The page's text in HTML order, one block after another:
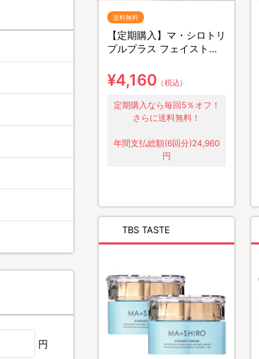
送料無料
【定期購入】マ・シロトリ
プルプラス フェイストリ
¥4,160 （税込）
定期購入なら毎回5％オフ！
さらに送料無料！
年間支払総額(6回分)24,960
円
TBS TASTE
円